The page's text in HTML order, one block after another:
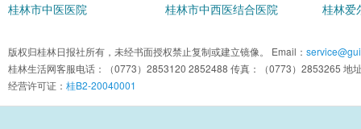
院
桂林市中医医院 桂林市中西医结合医院 桂林爱
版权归桂林日报社所有，未经书面授权禁止复制或建立镜像。 Email：
桂林生活网客服电话：（0773）2853120 2852488 传真：（0773）2853265 地
经营许可证： 桂B2-20040001